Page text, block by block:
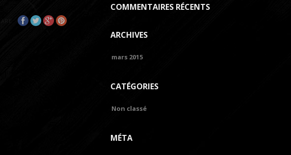
COMMENTAIRES RÉCENTS
ARCHIVES
mars 2015
CATÉGORIES
Non classé
MÉTA